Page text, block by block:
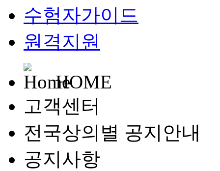
수험자가이드
원격지원
HOME
고객센터
전국상의별 공지안내
공지사항